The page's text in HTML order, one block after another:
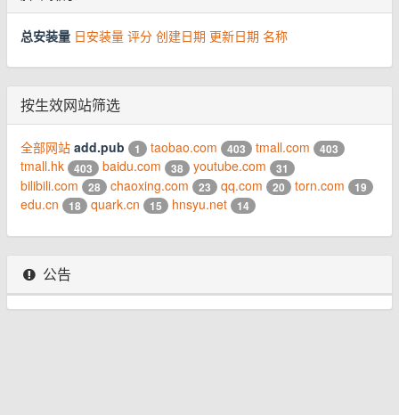
总安装量 日安装量 评分 创建日期 更新日期 名称
按生效网站筛选
全部网站 add.pub 1 taobao.com 403 tmall.com 403
tmall.hk 403 baidu.com 38 youtube.com 31
bilibili.com 28 chaoxing.com 23 qq.com 20 torn.com 19
edu.cn 18 quark.cn 15 hnsyu.net 14
公告